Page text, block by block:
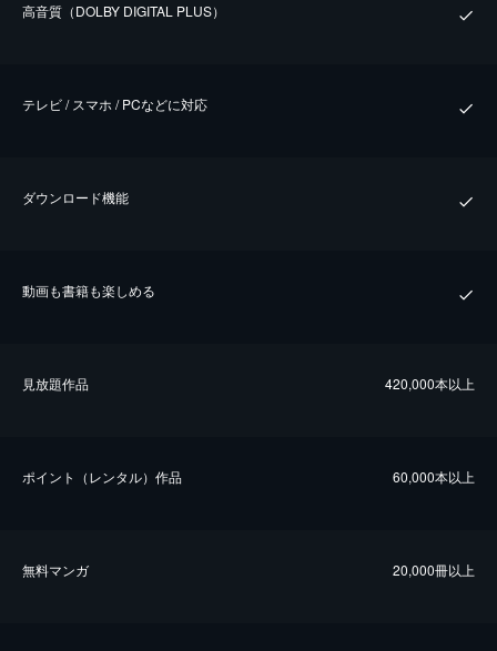
⾼⾳質（DOLBY DIGITAL PLUS）
テレビ / スマホ / PCなどに対応
ダウンロード機能
動画も書籍も楽しめる
⾒放題作品 420,000本以上
ポイント（レンタル）作品 60,000本以上
無料マンガ 20,000冊以上